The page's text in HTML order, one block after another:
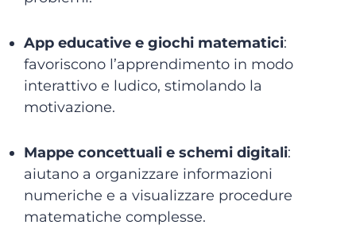
App educative e giochi matematici:
favoriscono l’apprendimento in modo
interattivo e ludico, stimolando la
motivazione.
Mappe concettuali e schemi digitali:
aiutano a organizzare informazioni
numeriche e a visualizzare procedure
matematiche complesse.